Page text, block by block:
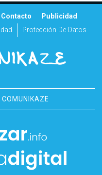
Contacto
Publicidad
Protección De Datos
COMUNIKAZE